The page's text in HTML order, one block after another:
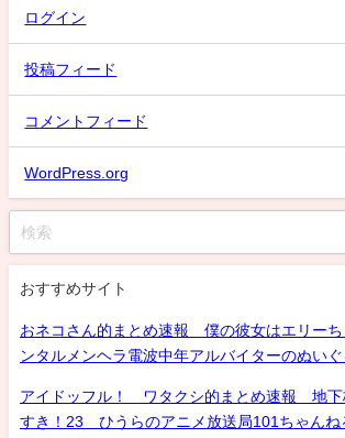
ログイン
投稿フィード
コメントフィード
WordPress.org
おすすめサイト
おネコさん的まとめ速報 僕の彼女はエリーち
ンタルメンヘラ電波中年アルバイターのぬい
アイドッフル！ ワタクシ的まとめ速報 地下
すき！23 ひうらのアニメ放送局101ちゃん